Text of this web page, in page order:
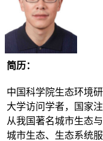
简历：
中国科学院生态环境
大学访问学者，国家
从我国著名城市生态
城市生态、生态系统